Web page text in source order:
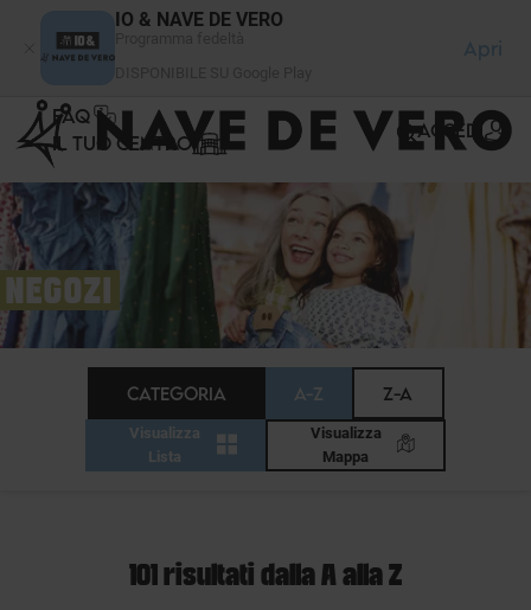
IO & NAVE DE VERO
Apri
FAQ
IL TUO CENTRO
ACCEDI
NEGOZI
CATEGORIA A-Z Z-A
Visualizza
Lista
Visualizza
Mappa
101 risultati dalla A alla Z
Pannello di gestione dei cookies